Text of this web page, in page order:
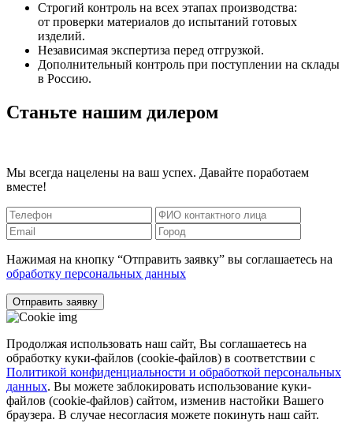
Строгий контроль на всех этапах производства:
от проверки материалов до испытаний готовых
изделий.
Независимая экспертиза перед отгрузкой.
Дополнительный контроль при поступлении на склады
в Россию.
Станьте нашим дилером
Мы всегда нацелены на ваш успех. Давайте поработаем
вместе!
Нажимая на кнопку “Отправить заявку” вы соглашаетесь на
обработку персональных данных
Отправить заявку
Продолжая использовать наш сайт, Вы соглашаетесь на
обработку куки-файлов (cookie-файлов) в соответствии с
Политикой конфиденциальности и обработкой персональных
данных. Вы можете заблокировать использование куки-
файлов (cookie-файлов) сайтом, изменив настойки Вашего
браузера. В случае несогласия можете покинуть наш сайт.